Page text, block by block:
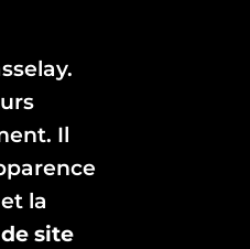
Il
la
site